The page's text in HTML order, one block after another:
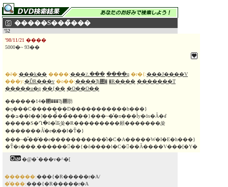
�����S���̏���
'52
'98/11/21 ����
5000�~ 93��
�ē�:���k�� ����:���؉��� ����q �r�{:���J����V
���y:�ĎR���v �o��:����Ђ΂� �R���� �������T
�����u�q ��{�� �O��O��
������14�΂̔���Ђ΂肪
�q���C�������D�����������h���}
��ߏ��ł��]���̉̏��̏����}���~�ͤ�n���Ìy�ōs�Ȃ�ꂽ
�����S�Ղ�ō�ȉƂ̖쑺�Ɍ���������顂�������̖쑺
�������Ă̕�e�̗��l�Ť�}
���~�̎��̕��e�����������͐l�C�A�����W�I�E�h���}
�Ť�s���܂������󂢓��{�ō����l�C�𔎂��Ă����V���[�Y�
�@�`���v�^�[
������:���{�R�����r�A/
�̔���:���{�R�����r�A